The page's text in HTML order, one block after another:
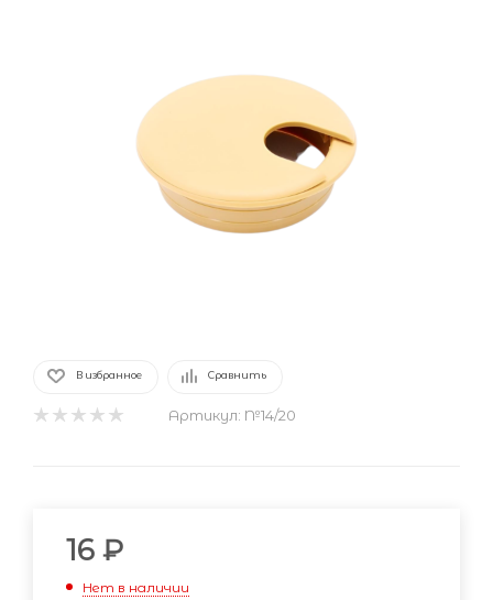
В избранное Сравнить
Артикул: №14/20
16 ₽
Нет в наличии